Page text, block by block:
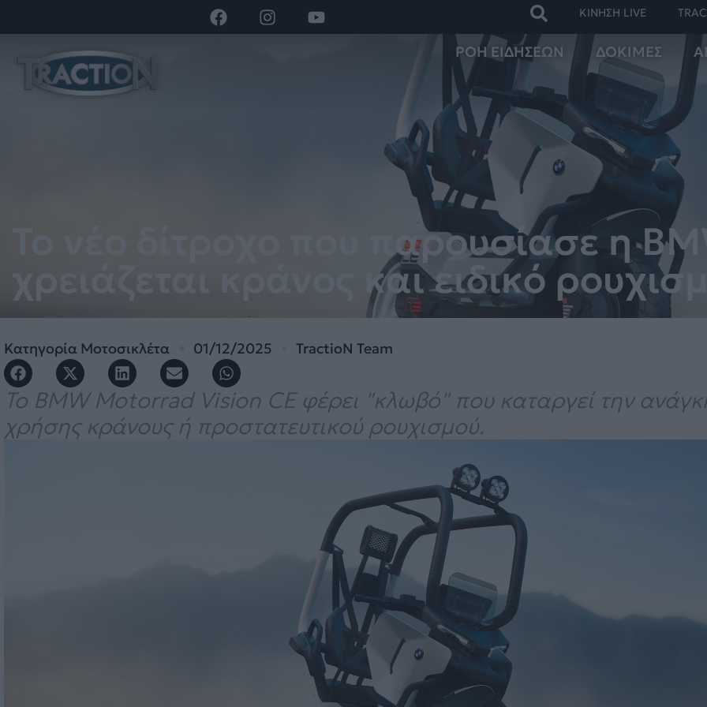
ΚΙΝΗΣΗ LIVE
ΡΟΗ ΕΙΔΗΣΕΩΝ ΔΟΚΙΜΕΣ
Το νέο δίτροχο που παρουσίασε η
χρειάζεται κράνος και ειδικό
Κατηγορία Μοτοσικλέτα 01/12/2025 TractioN Team
Το BMW Motorrad Vision CE φέρει "κλωβό" που καταργεί την
χρήσης κράνους ή προστατευτικού ρουχισμού.